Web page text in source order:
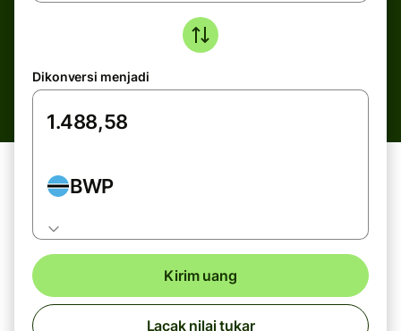
Dikonversi menjadi
BWP
Kirim uang
Lacak nilai tukar